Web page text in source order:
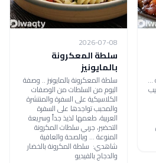
...
2026-07-08
سلطة المعكرونة
بالمايونيز
سلطة المعكرونة بالمايونيز .. وصفة
اليوم من السلطات من الوصفات
الكلاسيكية على السفرة والمنتشرة
والمحبب تواجدها على السفرة
العربية، طعمها لذيذ جداً وسريعة
التحضير، جربي سلطات المكرونة
المنوعة ... وبالصحة والعافية
شاهدي: سلطة المكرونة بالخضار
والدجاج بالفيديو